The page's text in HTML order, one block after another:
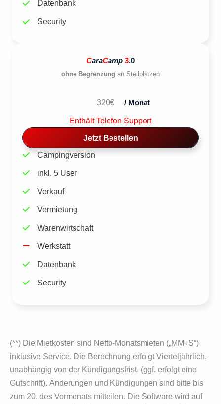
Datenbank
Security
CaraCamp 3.0
ohne Begrenzung an Stellplätzen
320€ / Monat
Enthält Telefon Support
Jetzt Bestellen
Campingversion
inkl. 5 User
Verkauf
Vermietung
Warenwirtschaft
Werkstatt
Datenbank
Security
(**) Die Mietkosten sind Netto-Monatsmieten („MM+S“)
inklusive Service. Die Berechnung erfolgt Vierteljährlich,
unabhängig von der Kündigungsfrist. (ggf. erfolgt eine
Gutschrift). Änderungen und Kündigungen sind bitte bis
zum 20. des Vormonats mitteilen. Die Software wird auf